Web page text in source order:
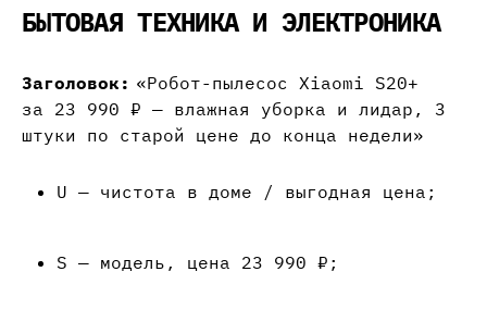
БЫТОВАЯ ТЕХНИКА И ЭЛЕКТРОНИКА
Заголовок: «Робот-пылесос Xiaomi S20+
за 23 990 ₽ — влажная уборка и лидар, 3
штуки по старой цене до конца недели»
U — чистота в доме / выгодная цена;
S — модель, цена 23 990 ₽;